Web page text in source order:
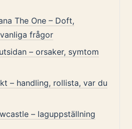
The One – Doft,
frågor
– orsaker, symtom
– handling, rollista, var du
– laguppställning